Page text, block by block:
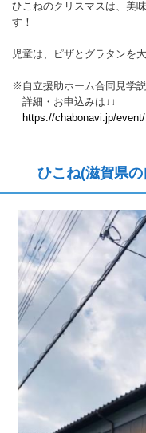
ひこねのクリスマスは、美
す！
児童は、ピザとグラタンを
※自立援助ホーム合同見学
詳細・お申込みは↓↓
https://chabonavi.jp/
ひこね(滋賀県